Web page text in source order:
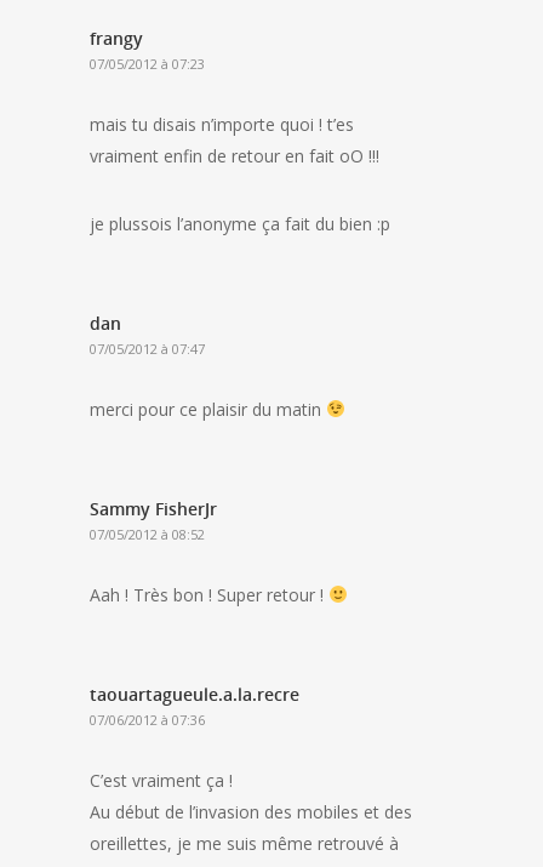
frangy
07/05/2012 à 07:23
mais tu disais n’importe quoi ! t’es
vraiment enfin de retour en fait oO !!!
je plussois l’anonyme ça fait du bien :p
dan
07/05/2012 à 07:47
merci pour ce plaisir du matin
Sammy FisherJr
07/05/2012 à 08:52
Aah ! Très bon ! Super retour !
taouartagueule.a.la.recre
07/06/2012 à 07:36
C’est vraiment ça !
Au début de l’invasion des mobiles et des
oreillettes, je me suis même retrouvé à